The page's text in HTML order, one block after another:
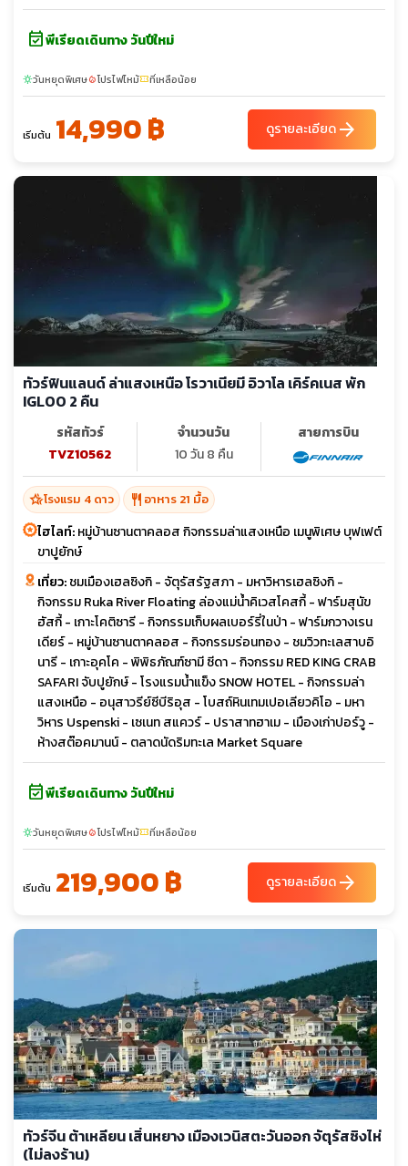
event_availableพีเรียดเดินทาง วันปีใหม่
sunnyวันหยุดพิเศษlocal_fire_departmentโปรไฟไหม้confirmation_numberที่เหลือน้อย
เริ่มต้น 14,990 ฿ ดูรายละเอียดarrow_forward
ทัวร์ฟินแลนด์ ล่าแสงเหนือ โรวาเนียมี อิวาโล เคิร์คเนส พัก
IGLOO 2 คืน
รหัสทัวร์
TVZ10562
จำนวนวัน
10 วัน 8 คืน
สายการบิน
hotel_classโรงแรม 4 ดาว restaurant อาหาร 21 มื้อ
ไฮไลท์:หมู่บ้านซานตาคลอส กิจกรรมล่าแสงเหนือ เมนูพิเศษ บุฟเฟต์
ขาปูยักษ์
เที่ยว:ชมเมืองเฮลซิงกิ - จัตุรัสรัฐสภา - มหาวิหารเฮลซิงกิ -
กิจกรรม Ruka River Floating ล่องแม่น้ำคิเวสโคสกี้ - ฟาร์มสุนัข
ฮัสกี้ - เกาะโคติซารี - กิจกรรมเก็บผลเบอร์รี่ในป่า - ฟาร์มกวางเรน
เดียร์ - หมู่บ้านซานตาคลอส - กิจกรรมร่อนทอง - ชมวิวทะเลสาบอิ
นารี - เกาะอุคโค - พิพิธภัณฑ์ซามี ซีดา - กิจกรรม RED KING CRAB
SAFARI จับปูยักษ์ - โรงแรมน้ำแข็ง SNOW HOTEL - กิจกรรมล่า
แสงเหนือ - อนุสาวรีย์ซีบีริอุส - โบสถ์หินเทมเปอเลียวคิโอ - มหา
วิหาร Uspenski - เซเนท สแควร์ - ปราสาทฮาเม - เมืองเก่าปอร์วู -
ห้างสต๊อคมานน์ - ตลาดนัดริมทะเล Market Square
event_availableพีเรียดเดินทาง วันปีใหม่
sunnyวันหยุดพิเศษlocal_fire_departmentโปรไฟไหม้confirmation_numberที่เหลือน้อย
เริ่มต้น 219,900 ฿ ดูรายละเอียดarrow_forward
ทัวร์จีน ต้าเหลียน เสิ่นหยาง เมืองเวนิสตะวันออก จัตุรัสซิงไห่
(ไม่ลงร้าน)